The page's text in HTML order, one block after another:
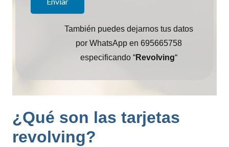
También puedes dejarnos tus datos
por WhatsApp en 695665758
especificando “Revolving“
¿Qué son las tarjetas
revolving?